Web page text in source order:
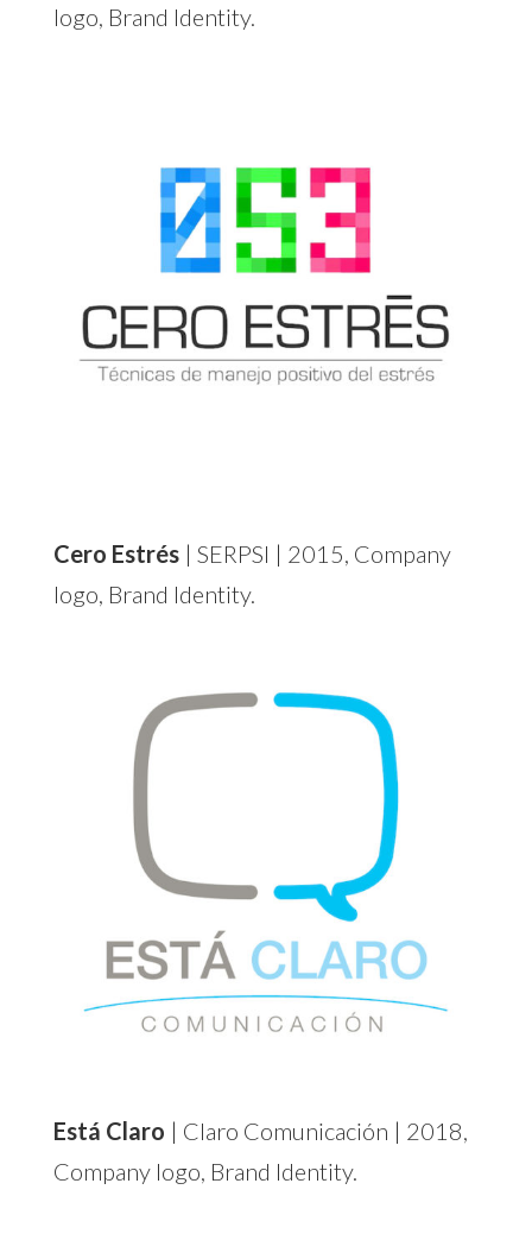
logo, Brand Identity.
Cero Estrés | SERPSI | 2015, Company
logo, Brand Identity.
Está Claro | Claro Comunicación | 2018,
Company logo, Brand Identity.